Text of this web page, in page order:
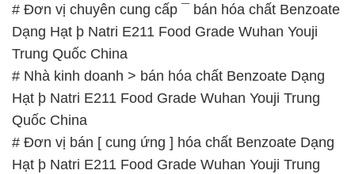
# Đơn vị chuyên cung cấp ¯ bán hóa chất Benzoate
Dạng Hạt þ Natri E211 Food Grade Wuhan Youji
Trung Quốc China
# Nhà kinh doanh > bán hóa chất Benzoate Dạng
Hạt þ Natri E211 Food Grade Wuhan Youji Trung
Quốc China
# Đơn vị bán [ cung ứng ] hóa chất Benzoate Dạng
Hạt þ Natri E211 Food Grade Wuhan Youji Trung